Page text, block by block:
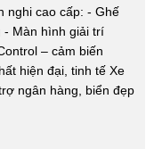
nghi cao cấp: - Ghế
- Màn hình giải trí
– cảm biến
hiện đại, tinh tế Xe
ngân hàng, biển đẹp